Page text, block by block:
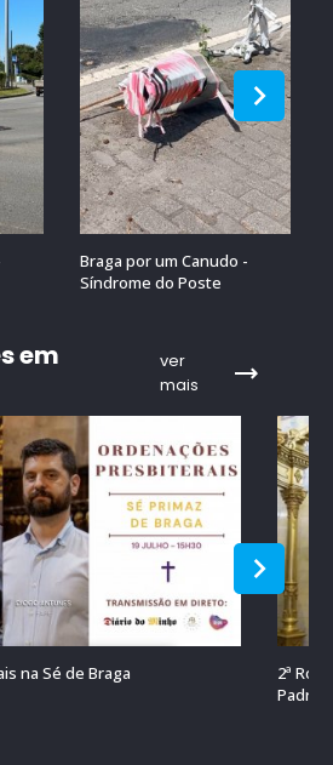
Braga por um Canudo -
Síndrome do Poste
em
ver
mais
na Sé de Braga
2ª